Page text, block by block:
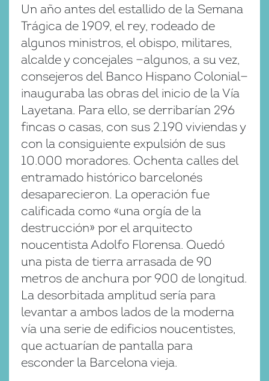
Un año antes del estallido de la Semana
Trágica de 1909, el rey, rodeado de
algunos ministros, el obispo, militares,
alcalde y concejales —algunos, a su vez,
consejeros del Banco Hispano Colonial—
inauguraba las obras del inicio de la Vía
Layetana. Para ello, se derribarían 296
fincas o casas, con sus 2.190 viviendas y
con la consiguiente expulsión de sus
10.000 moradores. Ochenta calles del
entramado histórico barcelonés
desaparecieron. La operación fue
calificada como «una orgía de la
destrucción» por el arquitecto
noucentista Adolfo Florensa. Quedó
una pista de tierra arrasada de 90
metros de anchura por 900 de longitud.
La desorbitada amplitud sería para
levantar a ambos lados de la moderna
vía una serie de edificios noucentistes,
que actuarían de pantalla para
esconder la Barcelona vieja.